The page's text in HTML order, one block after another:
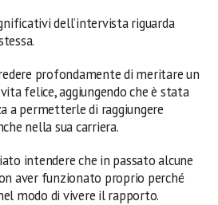
dell’intervista riguarda
profondamente di meritare un
felice, aggiungendo che è stata
a permetterle di raggiungere
nella sua carriera.
intendere che in passato alcune
aver funzionato proprio perché
modo di vivere il rapporto.